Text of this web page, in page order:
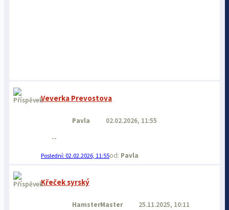
Veverka Prevostova
Pavla
02.02.2026, 11:55
--
02.02.2026, 11:55 Pavla
Křeček syrský
HamsterMaster
25.11.2025, 10:11